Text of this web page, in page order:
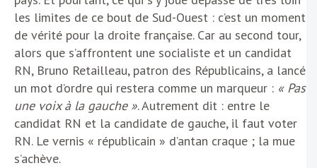
les limites de ce bout de Sud-Ouest : c’est un moment
de vérité pour la droite française. Car au second tour,
alors que s’affrontent une socialiste et un candidat
RN, Bruno Retailleau, patron des Républicains, a lancé
un mot d’ordre qui restera comme un marqueur : « Pas
une voix à la gauche ». Autrement dit : entre le
candidat RN et la candidate de gauche, il faut voter
RN. Le vernis « républicain » d’antan craque ; la mue
s’achève.